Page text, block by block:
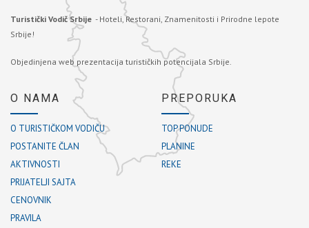
Turistički Vodič Srbije - Hoteli, Restorani, Znamenitosti i Prirodne lepote
Srbije!
Objedinjena web prezentacija turističkih potencijala Srbije.
O NAMA
O TURISTIČKOM VODIČU
POSTANITE ČLAN
AKTIVNOSTI
PRIJATELJI SAJTA
CENOVNIK
PRAVILA
PREPORUKA
TOP PONUDE
PLANINE
REKE